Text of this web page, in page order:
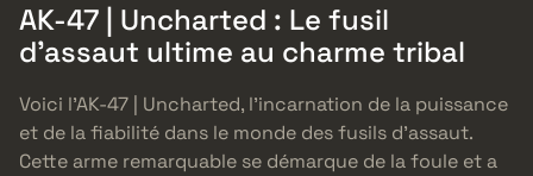
AK-47 | Uncharted : Le fusil
d’assaut ultime au charme tribal
Voici l’AK-47 | Uncharted, l’incarnation de la puissance
et de la fiabilité dans le monde des fusils d’assaut.
Cette arme remarquable se démarque de la foule et a